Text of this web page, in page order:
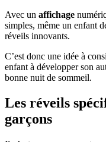
Avec un affichage
simples, même un enfant
réveils innovants.
C’est donc une idée à
enfant à développer son
bonne nuit de sommeil.
Les réveils
garçons